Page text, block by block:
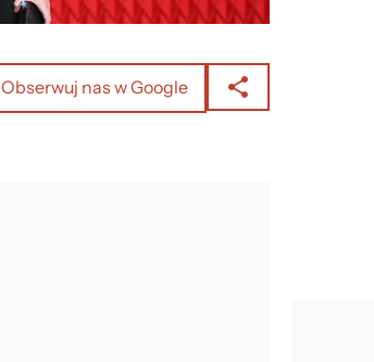
Obserwuj nas w Google